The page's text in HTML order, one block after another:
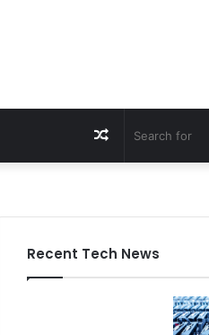
Random
Recent Tech News